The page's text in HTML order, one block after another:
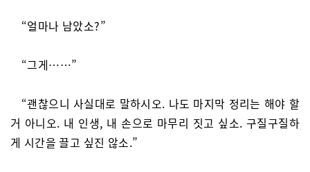
“얼마나 남았소?”
“그게……”
“괜찮으니 사실대로 말하시오. 나도 마지막 정리는 해야 할
거 아니오. 내 인생, 내 손으로 마무리 짓고 싶소. 구질구질하
게 시간을 끌고 싶진 않소.”